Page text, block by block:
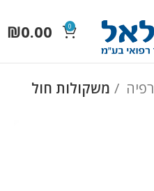
0
₪0.00
משקולות חול